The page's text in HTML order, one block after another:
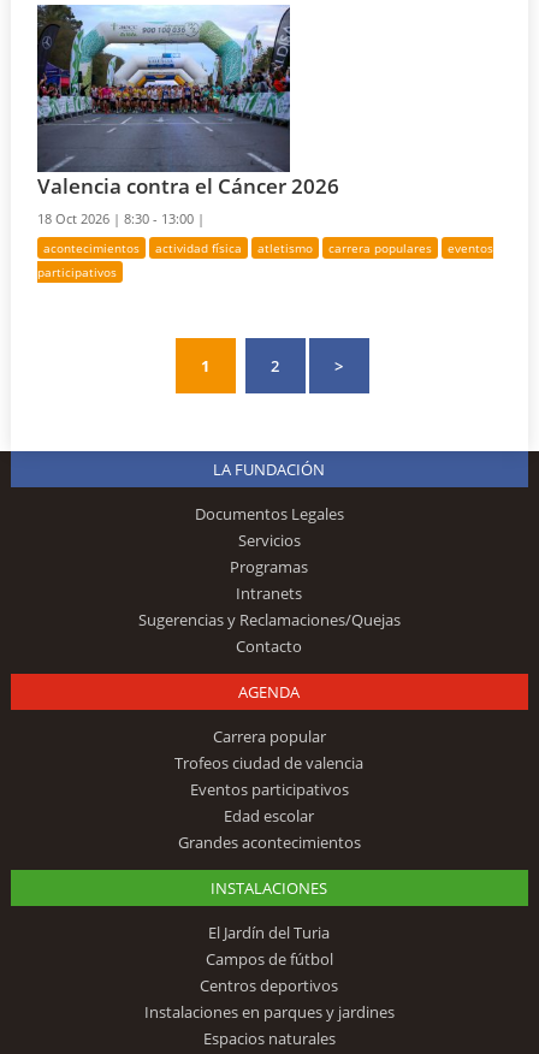
Valencia contra el Cáncer 2026
18 Oct 2026 |8:30 - 13:00 |
acontecimientos actividad física atletismo carrera populares
eventos
participativos
1 2 >
LA FUNDACIÓN
Documentos Legales
Servicios
Programas
Intranets
Sugerencias y Reclamaciones/Quejas
Contacto
AGENDA
Carrera popular
Trofeos ciudad de valencia
Eventos participativos
Edad escolar
Grandes acontecimientos
INSTALACIONES
El Jardín del Turia
Campos de fútbol
Centros deportivos
Instalaciones en parques y jardines
Espacios naturales